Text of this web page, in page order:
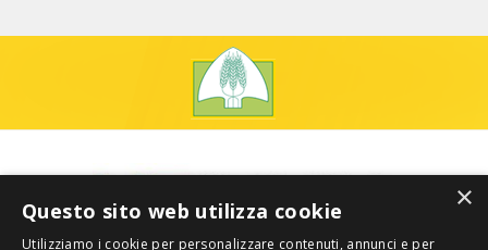
×
Questo sito web utilizza cookie
Utilizziamo i cookie per personalizzare contenuti, annunci e per